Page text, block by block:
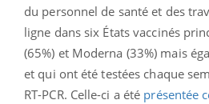
du personnel de santé et des
ligne dans six États vaccinés
(65%) et Moderna (33%) mais
et qui ont été testées chaque
RT-PCR. Celle-ci a été présentée